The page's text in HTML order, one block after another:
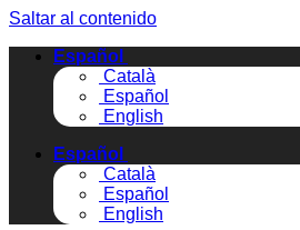
Saltar al contenido
Español
Català
Español
English
Español
Català
Español
English